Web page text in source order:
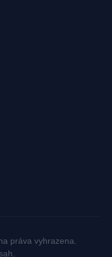
práva vyhrazena.